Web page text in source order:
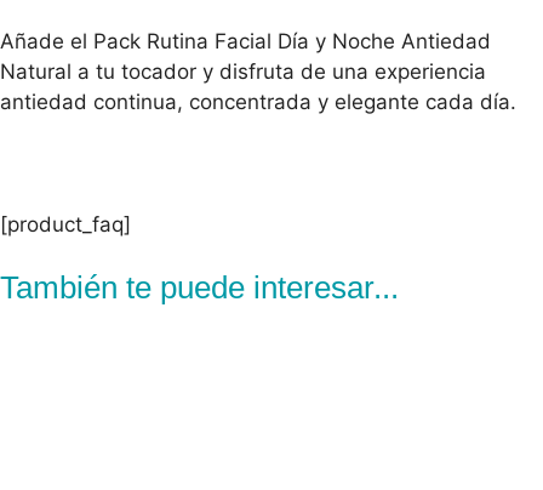
Añade el Pack Rutina Facial Día y Noche Antiedad
Natural a tu tocador y disfruta de una experiencia
antiedad continua, concentrada y elegante cada día.
[product_faq]
También te puede interesar...